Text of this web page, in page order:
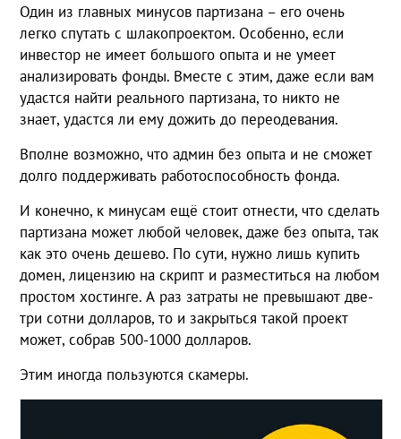
Один из главных минусов партизана – его очень
легко спутать с шлакопроектом. Особенно, если
инвестор не имеет большого опыта и не умеет
анализировать фонды. Вместе с этим, даже если вам
удастся найти реального партизана, то никто не
знает, удастся ли ему дожить до переодевания.
Вполне возможно, что админ без опыта и не сможет
долго поддерживать работоспособность фонда.
И конечно, к минусам ещё стоит отнести, что сделать
партизана может любой человек, даже без опыта, так
как это очень дешево. По сути, нужно лишь купить
домен, лицензию на скрипт и разместиться на любом
простом хостинге. А раз затраты не превышают две-
три сотни долларов, то и закрыться такой проект
может, собрав 500-1000 долларов.
Этим иногда пользуются скамеры.